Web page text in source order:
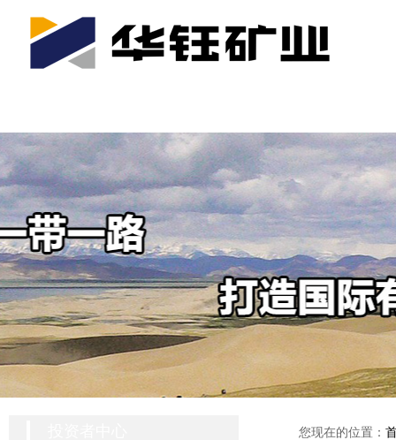
您现在的位置：